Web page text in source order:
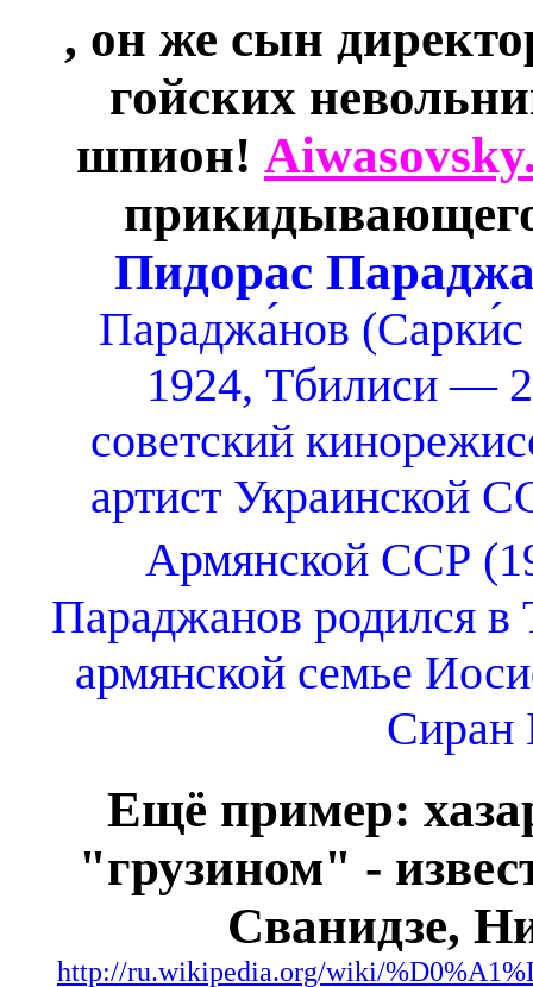
, он же сын
гойских
шпион!
Пидорас
Параджа́нов
1924, Тбилиси —
советский
артист Украинской
Армянской ССР
Параджанов родился в
армянской семье
Сиран
Ещё пример:
"грузином" -
Сванидзе,
http://ru.wikipedia.org/wiki/